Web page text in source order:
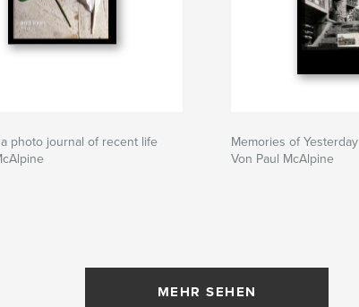
photo journal of recent life
Memories of Yesterday
Von Paul McAlpine
MEHR SEHEN